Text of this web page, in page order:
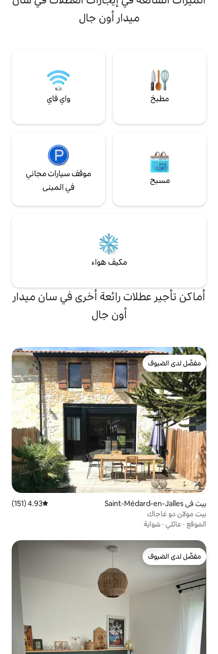
مطبخ مجهز
واي فاي
موقف سيارات مجاني
في المبنى
رائعة أخرى في سان ميدار
متوسط التقييم 4.93 من 5، 151 مراجعات
4.93 (151)